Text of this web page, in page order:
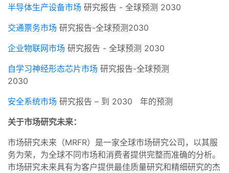
半导体生产设备市场 研究报告 - 全球预测 2030
交通票务市场 研究报告-全球预测2030
企业物联网市场 研究报告 - 全球预测 2030
自学习神经形态芯片市场 研究报告-全球预测
2030
安全系统市场 研究报告 – 到 2030 年的预测
关于市场研究未来：
市场研究未来（MRFR）是一家全球市场研究公司，以其服
务为荣，为全球不同市场和消费者提供完整而准确的分析。
市场研究未来具有为客户提供最佳质量研究和精细研究的杰